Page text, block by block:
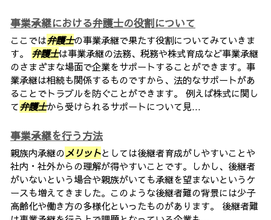
事業承継における弁護士の役割について
ここでは弁護士の事業承継で果たす役割についてみていきま
す。 弁護士は事業承継の法務、税務や株式育成など事業承継
のさまざまな場面で企業をサポートすることができます。事
業承継は相続も関係するものですから、法的なサポートがあ
ることでトラブルを防ぐことができます。 例えば株式に関し
て弁護士から受けられるサポートについて見...
事業承継を行う方法
親族内承継のメリットとしては後継者育成がしやすいことや
社内・社外からの理解が得やすいことです。しかし、後継者
がいないという場合や親族がいても承継を望まないというケ
ースも増えてきました。このような後継者難の背景には少子
高齢化や働き方の多様化といったものがあります。 後継者難